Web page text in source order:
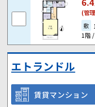
(管
敷
1階
エトランドル
賃貸マンション